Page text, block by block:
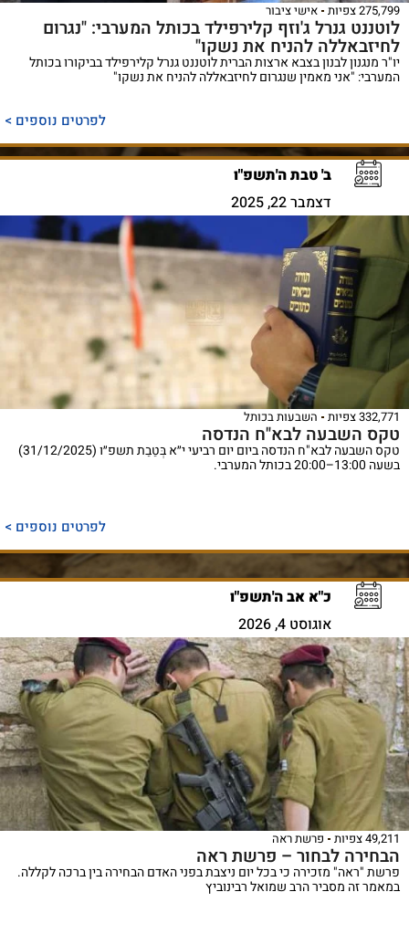
275,799 צפיות אישי ציבור
לוטננט גנרל ג'וזף קלירפילד בכותל המערבי: "נגרום
לחיזבאללה להניח את נשקו"
יו"ר מנגנון לבנון בצבא ארצות הברית לוטננט גנרל קלירפילד בביקורו בכותל
המערבי: "אני מאמין שנגרום לחיזבאללה להניח את נשקו"
לפרטים נוספים >
ב' טבת ה'תשפ"ו
דצמבר 22, 2025
332,771 צפיות השבעות בכותל
טקס השבעה לבא"ח הנדסה
טקס השבעה לבא"ח הנדסה ביום יום רביעי י״א בְּטֵבֵת תשפ״ו (31/12/2025)
בשעה 13:00–20:00 בכותל המערבי.
לפרטים נוספים >
כ"א אב ה'תשפ"ו
אוגוסט 4, 2026
49,211 צפיות פרשת ראה
הבחירה לבחור – פרשת ראה
פרשת "ראה" מזכירה כי בכל יום ניצבת בפני האדם הבחירה בין ברכה לקללה.
במאמר זה מסביר הרב שמואל רבינוביץ